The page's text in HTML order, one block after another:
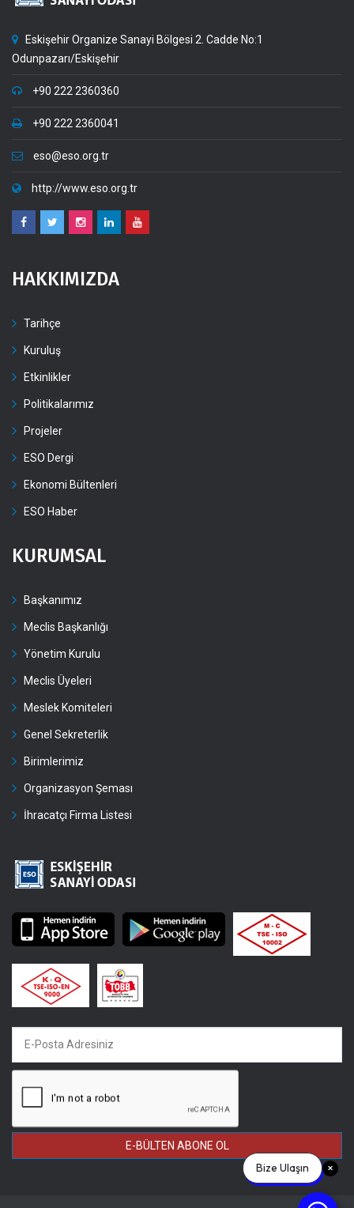
Eskişehir Organize Sanayi Bölgesi 2. Cadde No:1
Odunpazarı/Eskişehir
+90 222 2360360
+90 222 2360041
eso@eso.org.tr
http://www.eso.org.tr
HAKKIMIZDA
Tarihçe
Kuruluş
Etkinlikler
Politikalarımız
Projeler
ESO Dergi
Ekonomi Bültenleri
ESO Haber
KURUMSAL
Başkanımız
Meclis Başkanlığı
Yönetim Kurulu
Meclis Üyeleri
Meslek Komiteleri
Genel Sekreterlik
Birimlerimiz
Organizasyon Şeması
İhracatçı Firma Listesi
E-BÜLTEN ABONE OL
Bize Ulaşın